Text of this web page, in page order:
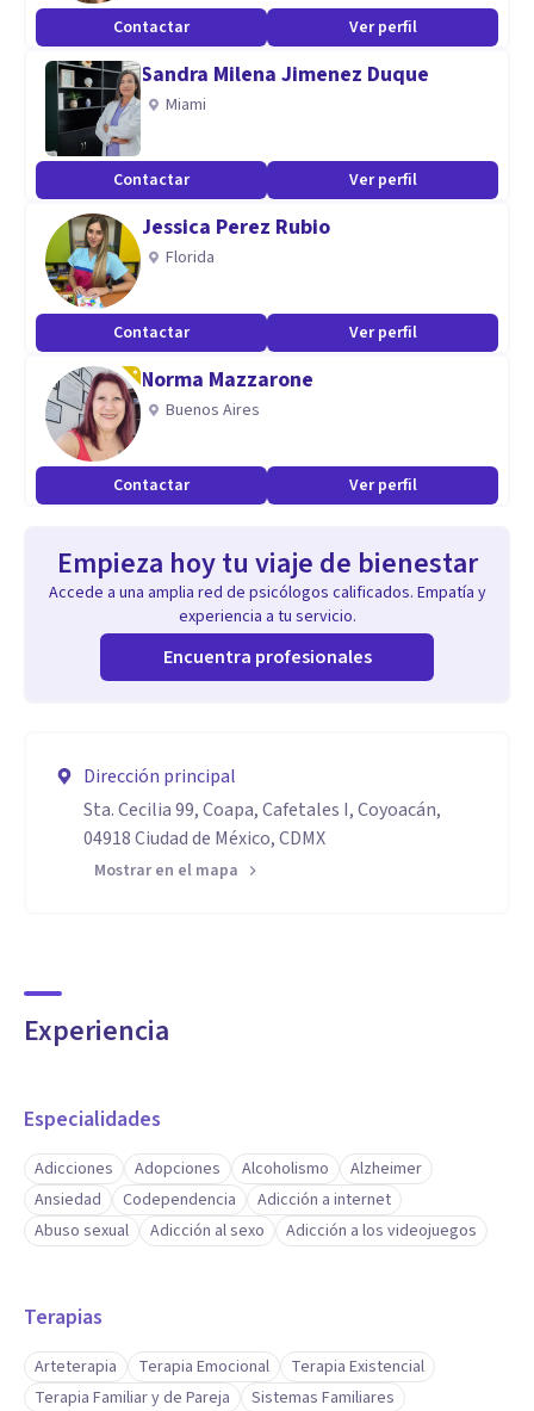
Contactar Ver perfil
Sandra Milena Jimenez Duque
Miami
Contactar Ver perfil
Jessica Perez Rubio
Florida
Contactar Ver perfil
Norma Mazzarone
Buenos Aires
Contactar Ver perfil
Empieza hoy tu viaje de bienestar
Accede a una amplia red de psicólogos calificados. Empatía y
experiencia a tu servicio.
Encuentra profesionales
Dirección principal
Sta. Cecilia 99, Coapa, Cafetales I, Coyoacán,
04918 Ciudad de México, CDMX
Mostrar en el mapa
Experiencia
Especialidades
Adicciones Adopciones Alcoholismo
Alzheimer
Ansiedad
Codependencia
Adicción a internet
Abuso sexual
Adicción al sexo Adicción a los videojuegos
Terapias
Arteterapia Terapia Emocional
Terapia Existencial
Terapia Familiar y de Pareja
Sistemas Familiares